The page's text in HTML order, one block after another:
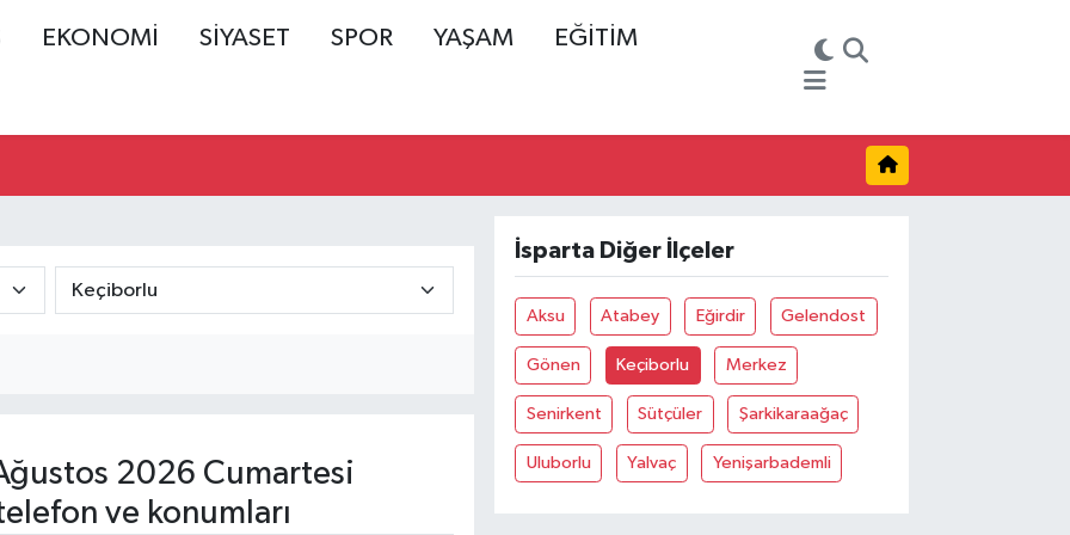
EKONOMİ SİYASET SPOR YAŞAM EĞİTİM
2026 Cumartesi
ve konumları
İsparta Diğer İlçeler
Aksu Atabey Eğirdir Gelendost
Gönen Keçiborlu Merkez
Senirkent Sütçüler Şarkikaraağaç
Uluborlu Yalvaç Yenişarbademli